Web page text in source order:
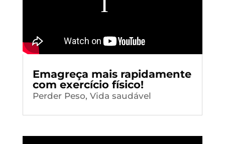
Emagreça mais rapidamente
com exercício físico!
Perder Peso, Vida saudável